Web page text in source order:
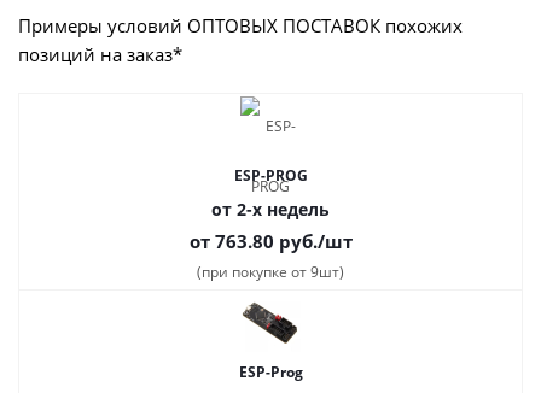
Примеры условий ОПТОВЫХ ПОСТАВОК похожих
позиций на заказ*
ESP-PROG
от 2-х недель
от 763.80 руб./шт
(при покупке от 9шт)
ESP-Prog